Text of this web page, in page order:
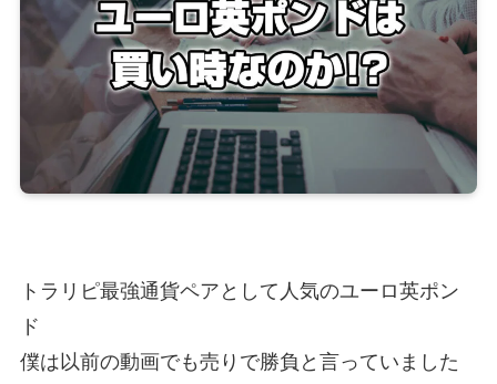
トラリピ最強通貨ペアとして人気のユーロ英ポン
ド
僕は以前の動画でも売りで勝負と言っていました